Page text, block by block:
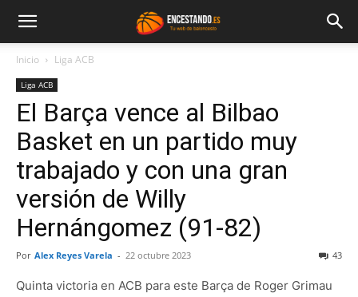
Inicio Liga ACB
Liga ACB
El Barça vence al Bilbao
Basket en un partido muy
trabajado y con una gran
versión de Willy
Hernángomez (91-82)
Por Alex Reyes Varela - 22 octubre 2023 43
Quinta victoria en ACB para este Barça de Roger Grimau